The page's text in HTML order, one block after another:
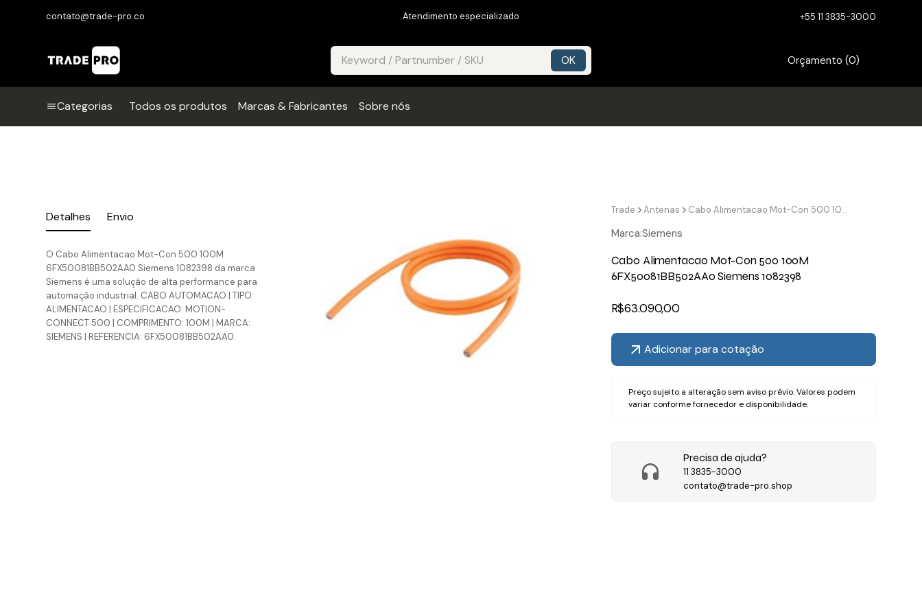
contato@trade-pro.co Atendimento especializado +55 11 3835-3000
Orçamento (0)
Categorias Todos os produtos Marcas & Fabricantes Sobre nós
Detalhes Envio
O Cabo Alimentacao Mot-Con 500 100M
6FX50081BB502AA0 Siemens 1082398 da marca
Siemens é uma solução de alta performance para
automação industrial. CABO AUTOMACAO | TIPO:
ALIMENTACAO | ESPECIFICACAO: MOTION-
CONNECT 500 | COMPRIMENTO: 100M | MARCA:
SIEMENS | REFERENCIA: 6FX50081BB502AA0.
Trade Antenas Cabo Alimentacao Mot-Con 500 100M 6FX50081BB502AA0 Siemens 1082398
Marca:Siemens
Cabo Alimentacao Mot-Con 500 100M
6FX50081BB502AA0 Siemens 1082398
R$63.090,00
Adicionar para cotação
Preço sujeito a alteração sem aviso prévio. Valores podem
variar conforme fornecedor e disponibilidade.
Precisa de ajuda?
11 3835-3000
contato@trade-pro.shop